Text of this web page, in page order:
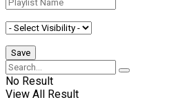
No Result
View All Result